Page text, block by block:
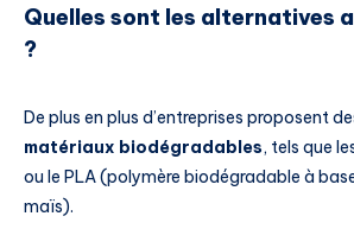
Quelles sont les alternatives
?
De plus en plus d’entreprises proposent
matériaux biodégradables, tels que
ou le PLA (polymère biodégradable à
maïs).